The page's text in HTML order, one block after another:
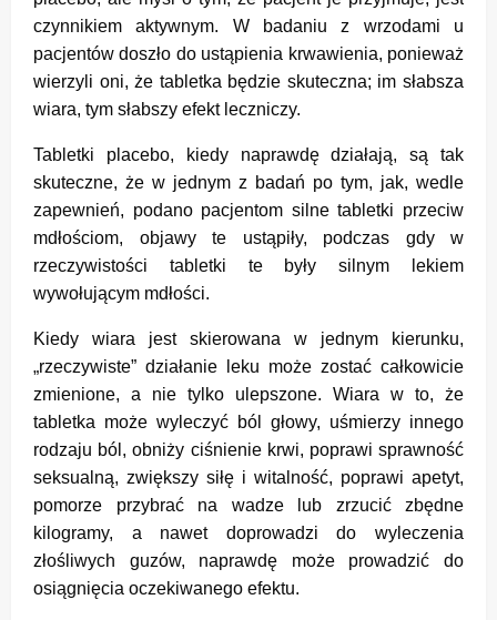
czynnikiem aktywnym. W badaniu z wrzodami u
pacjentów doszło do ustąpienia krwawienia, ponieważ
wierzyli oni, że tabletka będzie skuteczna; im słabsza
wiara, tym słabszy efekt leczniczy.
Tabletki placebo, kiedy naprawdę działają, są tak
skuteczne, że w jednym z badań po tym, jak, wedle
zapewnień, podano pacjentom silne tabletki przeciw
mdłościom, objawy te ustąpiły, podczas gdy w
rzeczywistości tabletki te były silnym lekiem
wywołującym mdłości.
Kiedy wiara jest skierowana w jednym kierunku,
„rzeczywiste” działanie leku może zostać całkowicie
zmienione, a nie tylko ulepszone. Wiara w to, że
tabletka może wyleczyć ból głowy, uśmierzy innego
rodzaju ból, obniży ciśnienie krwi, poprawi sprawność
seksualną, zwiększy siłę i witalność, poprawi apetyt,
pomorze przybrać na wadze lub zrzucić zbędne
kilogramy, a nawet doprowadzi do wyleczenia
złośliwych guzów, naprawdę może prowadzić do
osiągnięcia oczekiwanego efektu.